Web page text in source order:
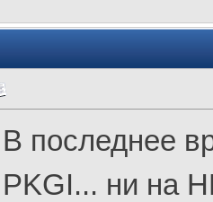
В последнее
PKGI... ни на